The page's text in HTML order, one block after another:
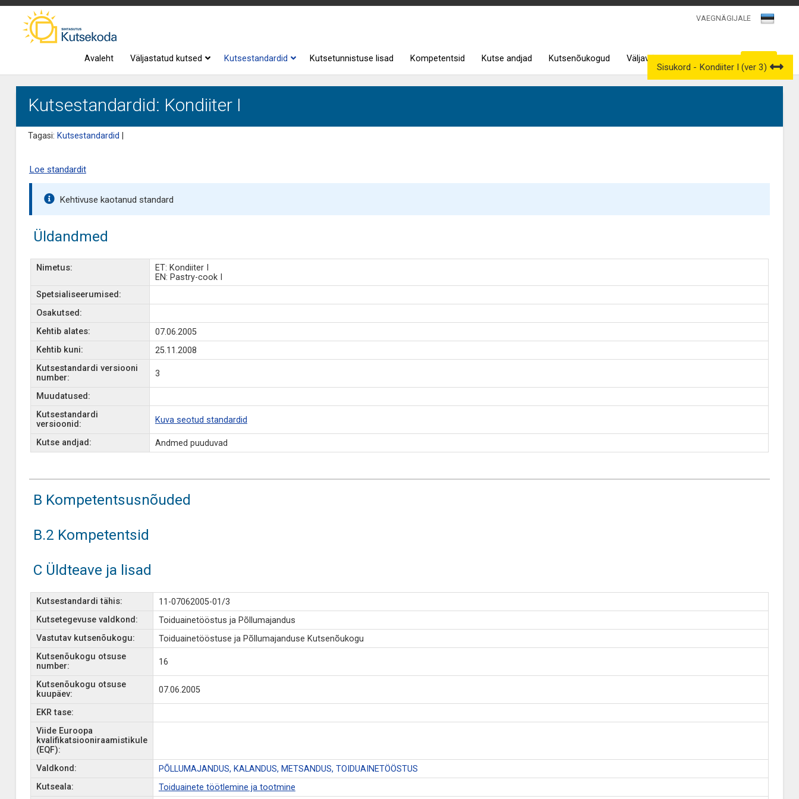
VAEGNÄGIJALE
Avaleht Väljastatud kutsed Kutsestandardid Kutsetunnistuse lisad Kompetentsid Kutse andjad Kutsenõukogud Väljavõtted kutseregistrist
Kutsestandardid: Kondiiter I
Tagasi: Kutsestandardid
Sisukord - Kondiiter I (ver 3)
Loe standardit
Kehtivuse kaotanud standard
Üldandmed
Nimetus:
ET: Kondiiter I
EN: Pastry-cook I
Spetsialiseerumised:
Osakutsed:
Kehtib alates:
07.06.2005
Kehtib kuni:
25.11.2008
Kutsestandardi versiooni
number:
3
Muudatused:
Kutsestandardi
versioonid:
Kuva seotud standardid
Kutse andjad: Andmed puuduvad
B Kompetentsusnõuded
B.2 Kompetentsid
C Üldteave ja lisad
Kutsestandardi tähis:
11-07062005-01/3
Kutsetegevuse valdkond:
Toiduainetööstus ja Põllumajandus
Vastutav kutsenõukogu:
Toiduainetööstuse ja Põllumajanduse Kutsenõukogu
Kutsenõukogu otsuse
number:
16
Kutsenõukogu otsuse
kuupäev:
07.06.2005
EKR tase:
Viide Euroopa
kvalifikatsiooniraamistikule
(EQF):
Valdkond:
PÕLLUMAJANDUS, KALANDUS, METSANDUS, TOIDUAINETÖÖSTUS
Kutseala:
Toiduainete töötlemine ja tootmine